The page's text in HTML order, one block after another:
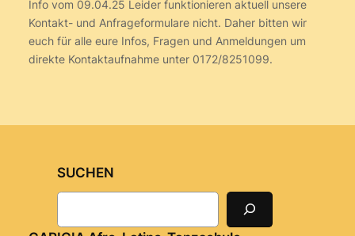
Info vom 09.04.25 Leider funktionieren aktuell unsere
Kontakt- und Anfrageformulare nicht. Daher bitten wir
euch für alle eure Infos, Fragen und Anmeldungen um
direkte Kontaktaufnahme unter 0172/8251099.
SUCHEN
S